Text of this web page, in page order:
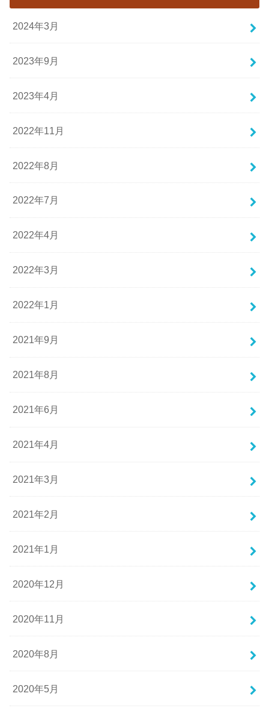
2024年3月
2023年9月
2023年4月
2022年11月
2022年8月
2022年7月
2022年4月
2022年3月
2022年1月
2021年9月
2021年8月
2021年6月
2021年4月
2021年3月
2021年2月
2021年1月
2020年12月
2020年11月
2020年8月
2020年5月